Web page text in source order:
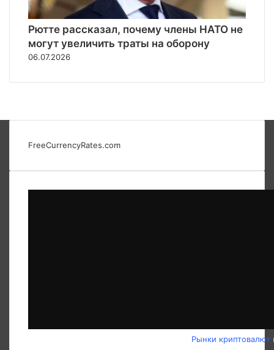
Рютте рассказал, почему члены НАТО не
могут увеличить траты на оборону
06.07.2026
FreeCurrencyRates.com
Рынки криптовалют